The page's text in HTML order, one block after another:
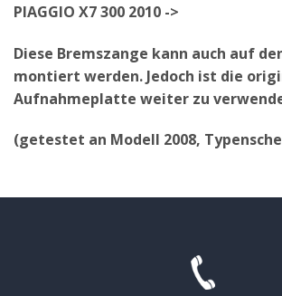
PIAGGIO X7 300 2010 ->
Diese Bremszange kann auch auf
montiert werden. Jedoch ist die
Aufnahmeplatte weiter zu
(getestet an Modell 2008,